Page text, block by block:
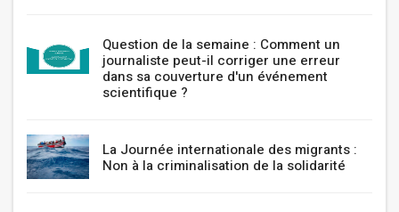
Question de la semaine : Comment un
journaliste peut-il corriger une erreur
dans sa couverture d'un événement
scientifique ?
La Journée internationale des migrants :
Non à la criminalisation de la solidarité